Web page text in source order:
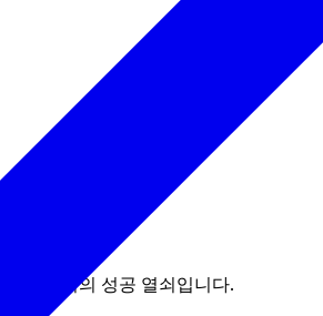
브로커의 성공 열쇠입니다.